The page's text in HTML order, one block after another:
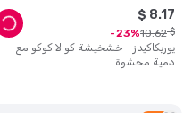
يوريكاكيدز - خشخيشة كوالا كوكو مع
دمية محشوة
$ 8.17
$
10.62
23